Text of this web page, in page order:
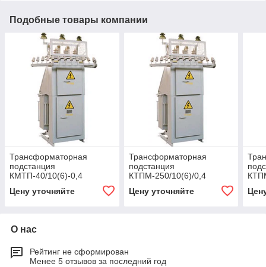
Подобные товары компании
Трансформаторная
подстанция
КМТП-40/10(6)-0,4
Цену уточняйте
Трансформаторная
подстанция
КТПМ-250/10(6)/0,4
Цену уточняйте
О нас
Рейтинг не сформирован
Менее 5 отзывов за последний год